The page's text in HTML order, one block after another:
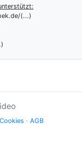
(...)
Cookies · AGB